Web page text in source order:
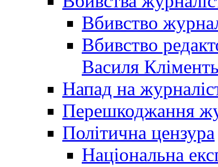
Вбивство
Вбивство
Василя
Напад на
Перешкоджання
Політична цензура
Національна